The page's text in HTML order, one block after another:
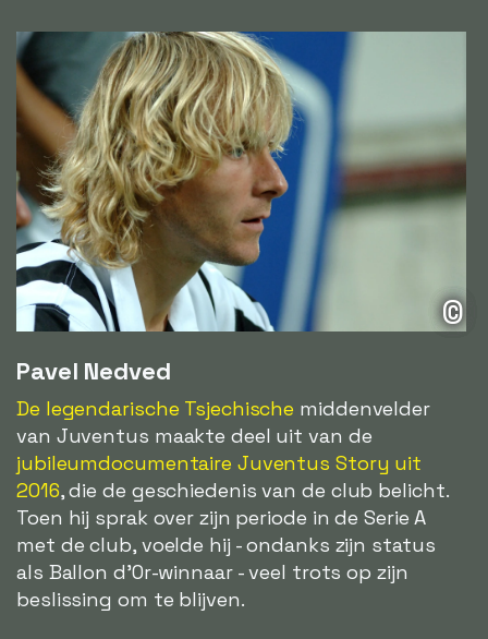
©
Pavel Nedved
De legendarische Tsjechische middenvelder
van Juventus maakte deel uit van de
jubileumdocumentaire Juventus Story uit
2016, die de geschiedenis van de club belicht.
Toen hij sprak over zijn periode in de Serie A
met de club, voelde hij - ondanks zijn status
als Ballon d'Or-winnaar - veel trots op zijn
beslissing om te blijven.